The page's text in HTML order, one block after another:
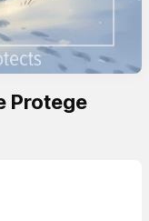
Protege